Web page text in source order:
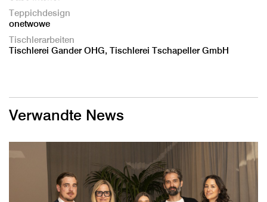
Teppichdesign
onetwowe
Tischlerarbeiten
Tischlerei Gander OHG, Tischlerei Tschapeller GmbH
Verwandte News